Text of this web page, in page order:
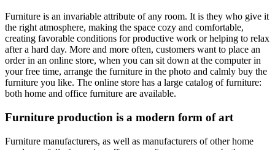
Furniture is an invariable attribute of any room. It is they who give it
the right atmosphere, making the space cozy and comfortable,
creating favorable conditions for productive work or helping to relax
after a hard day. More and more often, customers want to place an
order in an online store, when you can sit down at the computer in
your free time, arrange the furniture in the photo and calmly buy the
furniture you like. The online store has a large catalog of furniture:
both home and office furniture are available.
Furniture production is a modern form of art
Furniture manufacturers, as well as manufacturers of other home